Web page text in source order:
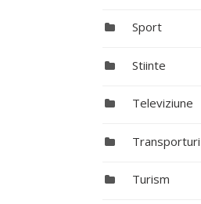
Sport
Stiinte
Televiziune
Transporturi
Turism